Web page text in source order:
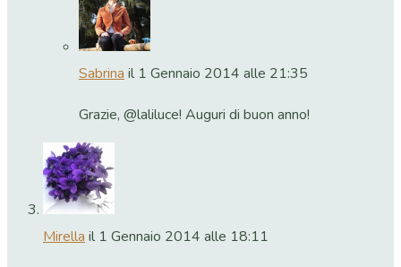
Sabrinail 1 Gennaio 2014 alle 21:35
Grazie, @laliluce! Auguri di buon anno!
Mirellail 1 Gennaio 2014 alle 18:11